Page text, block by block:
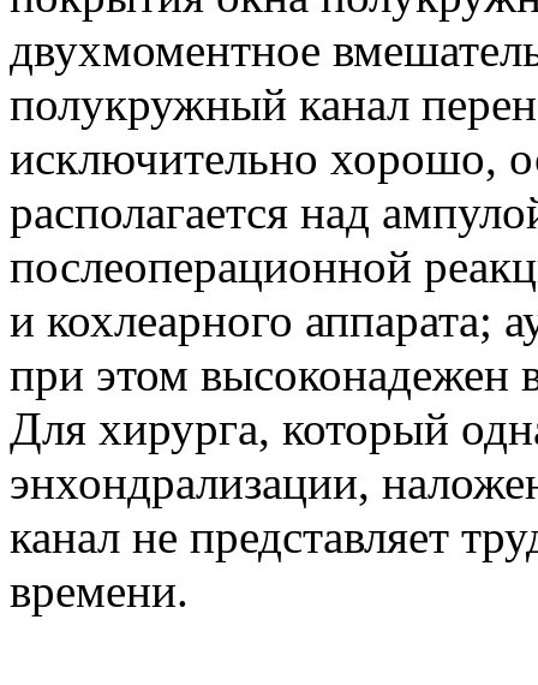
двухмоментное
полукружный канал
исключительно хорошо,
располагается над
послеоперационной
и кохлеарного аппарата;
при этом высоконадежен
Для хирурга, который
энхондрализации,
канал не представляет
времени.